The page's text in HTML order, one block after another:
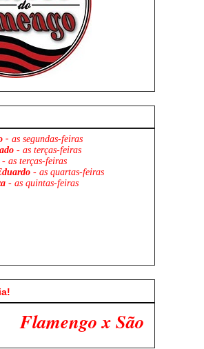
- as segundas-feiras
- as terças-feiras
- as terças-feiras
- as quartas-feiras
- as quintas-feiras
Paulo. Venha Participar